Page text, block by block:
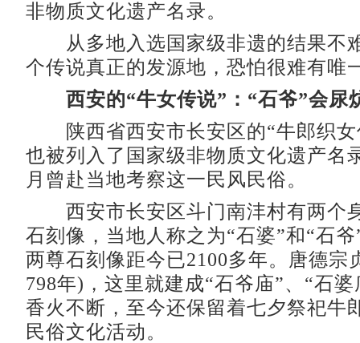
非物质文化遗产名录。
从多地入选国家级非遗的结果不
个传说真正的发源地，恐怕很难有唯
西安的“牛女传说”：“石爷”会尿
陕西省西安市长安区的“牛郎织女
也被列入了国家级非物质文化遗产名
月曾赴当地考察这一民风民俗。
西安市长安区斗门南沣村有两个
石刻像，当地人称之为“石婆”和“石
两尊石刻像距今已2100多年。唐德宗
798年)，这里就建成“石爷庙”、“石
香火不断，至今还保留着七夕祭祀牛
民俗文化活动。